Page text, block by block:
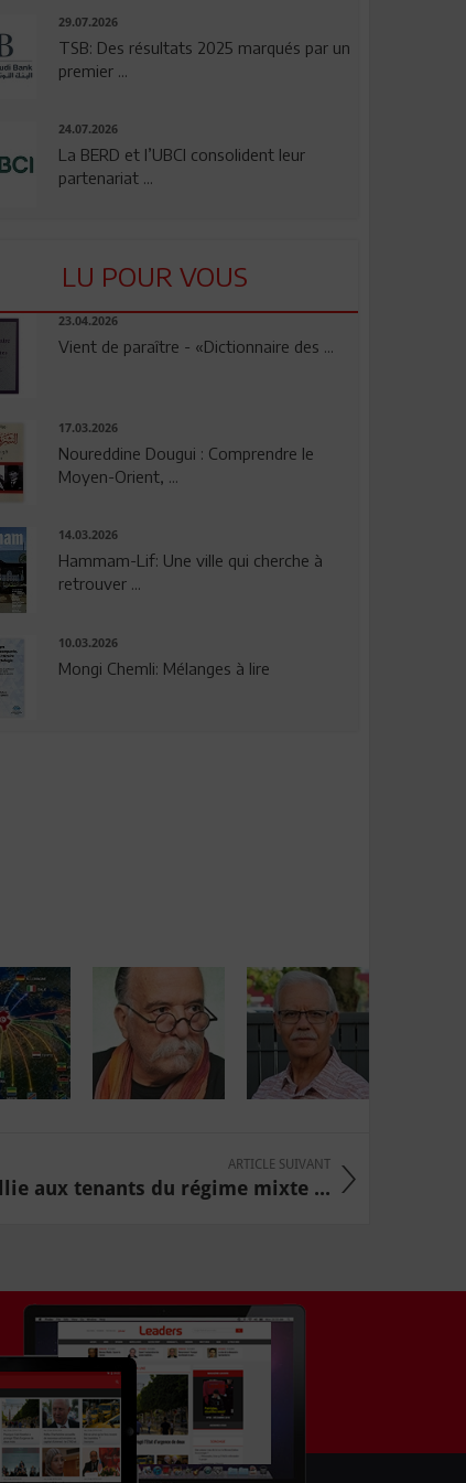
29.07.2026
TSB: Des résultats 2025 marqués par un
premier ...
24.07.2026
La BERD et l’UBCI consolident leur
partenariat ...
LU POUR VOUS
23.04.2026
Vient de paraître - «Dictionnaire des ...
17.03.2026
Noureddine Dougui : Comprendre le
Moyen-Orient, ...
14.03.2026
Hammam-Lif: Une ville qui cherche à
retrouver ...
10.03.2026
Mongi Chemli: Mélanges à lire
ARTICLE SUIVANT
aux tenants du régime mixte ...